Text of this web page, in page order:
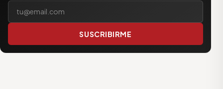
Tu correo electrónico
SUSCRIBIRME